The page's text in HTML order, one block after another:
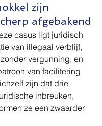
zijn
afgebakend
casus ligt juridisch
van illegaal verblijf,
vergunning, en
van facilitering
zijn dat drie
inbreuken,
ze een zwaarder